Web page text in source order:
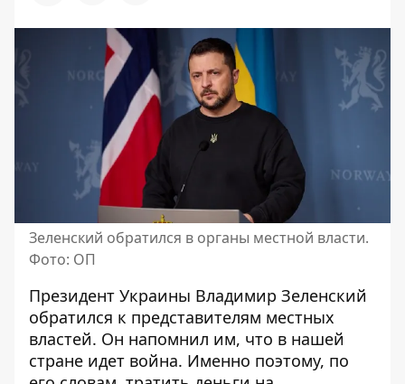
Зеленский обратился в органы местной власти.
Фото: ОП
Президент Украины Владимир Зеленский
обратился к представителям местных
властей. Он напомнил им, что в нашей
стране идет война. Именно поэтому, по